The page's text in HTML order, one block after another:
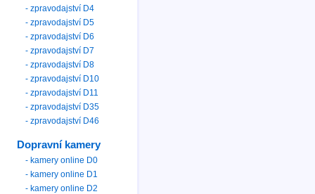
- zpravodajství D4
- zpravodajství D5
- zpravodajství D6
- zpravodajství D7
- zpravodajství D8
- zpravodajství D10
- zpravodajství D11
- zpravodajství D35
- zpravodajství D46
Dopravní kamery
- kamery online D0
- kamery online D1
- kamery online D2